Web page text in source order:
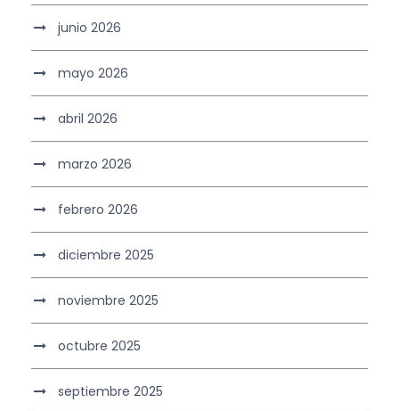
junio 2026
mayo 2026
abril 2026
marzo 2026
febrero 2026
diciembre 2025
noviembre 2025
octubre 2025
septiembre 2025